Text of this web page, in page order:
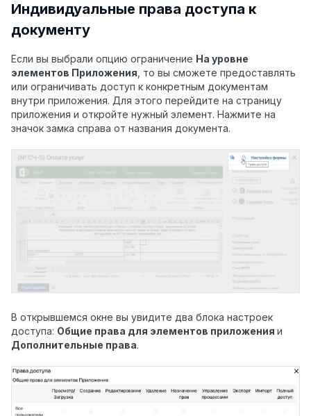
Индивидуальные права доступа к
документу
Если вы выбрали опцию ограничение На уровне
элементов Приложения , то вы сможете предоставлять
или ограничивать доступ к конкретным документам
внутри приложения. Для этого перейдите на страницу
приложения и откройте нужный элемент. Нажмите на
значок замка справа от названия документа.
В открывшемся окне вы увидите два блока настроек
доступа: Общие права для элементов приложения и
Дополнительные права.